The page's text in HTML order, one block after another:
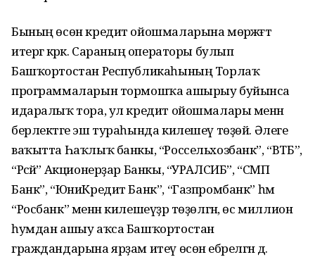
Бының өсөн кредит ойошмаларына мөрәжәғәт
итергә кәрәк. Сараның операторы булып
Башҡортостан Республикаһының Торлаҡ
программаларын тормошҡа ашырыу буйынса
идаралыҡ тора, ул кредит ойошмалары менән
берлектәге эш тураһында килешеү төҙөй. Әлеге
ваҡытта Һаҡлыҡ банкы, “Россельхозбанк”, “ВТБ”,
“Рәсәй” Акционерҙар Банкы, “УРАЛСИБ”, “СМП
Банк”, “ЮниКредит Банк”, “Газпромбанк” һәм
“Росбанк” менән килешеүҙәр төҙөлгән, өс миллион
һумдан ашыу аҡса Башҡортостан
граждандарына ярҙам итеү өсөн ебәрелгән дә.